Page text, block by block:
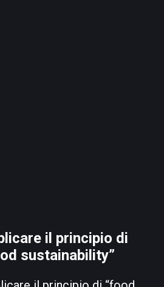
il principio di
sustainability”